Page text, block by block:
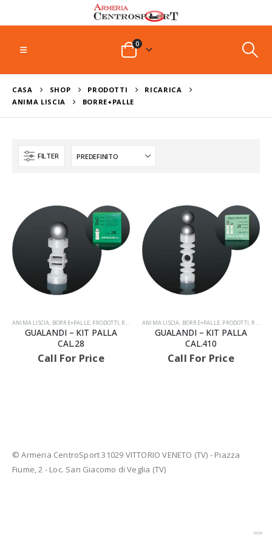
0
CASA SHOP PRODOTTI
RICARICA
ANIMA LISCIA
BORRE+PALLE
FILTER
ANIMA LISCIA, BORRE+PALLE, PRODOTTI, RICARICA
GUALANDI – KIT PALLA
CAL.28
Call For Price
ANIMA LISCIA, BORRE+PALLE, PRODOTTI, RICARICA
GUALANDI – KIT PALLA
CAL.410
Call For Price
© Armeria CentroSport 31029 VITTORIO VENETO (TV) - Piazza
Fiume, 2 - Loc. San Giacomo di Veglia (TV)